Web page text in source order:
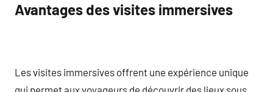
Avantages des visites immersives
Les visites immersives offrent une expérience unique
qui permet aux voyageurs de découvrir des lieux sous